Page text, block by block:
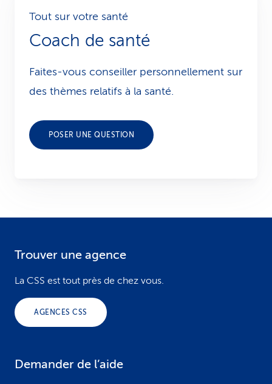
Tout sur votre santé
Coach de santé
Faites-vous conseiller personnellement sur
des thèmes relatifs à la santé.
POSER UNE QUESTION
Trouver une agence
La CSS est tout près de chez vous.
AGENCES CSS
Demander de l’aide